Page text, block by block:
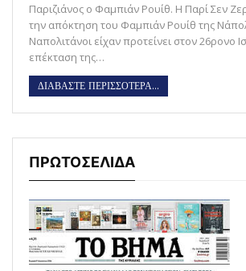
Παριζιάνος ο Φαμπιάν Ρουίθ. Η Παρί Σεν
την απόκτηση του Φαμπιάν Ρουίθ της
Ναπολιτάνοι είχαν προτείνει στον 26ρονο
επέκταση της…
ΔΙΑΒΑΣΤΕ ΠΕΡΙΣΣΟΤΕΡΑ...
ΠΡΩΤΟΣΕΛΙΔΑ